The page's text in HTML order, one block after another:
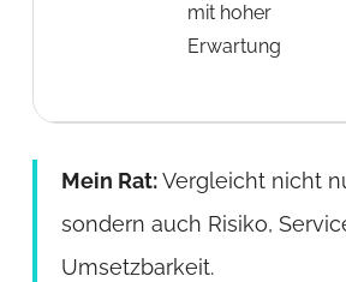
mit hoher
Erwartung
Mein Rat:Vergleicht nicht
sondern auch Risiko,
Umsetzbarkeit.